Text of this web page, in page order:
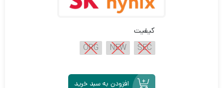
کیفیت
SEC
NEW
ORG
افزودن به سبد خرید